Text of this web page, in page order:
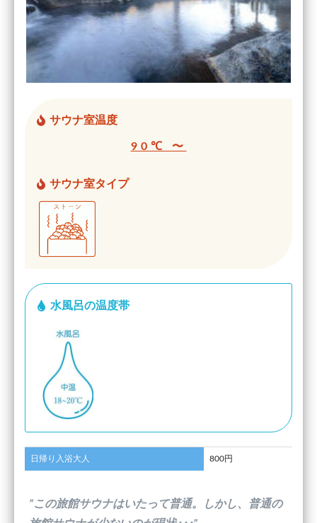
サウナ室温度
90℃ 〜
サウナ室タイプ
水風呂の温度帯
日帰り入浴大人 800円
”この旅館サウナはいたって普通。しかし、普通の